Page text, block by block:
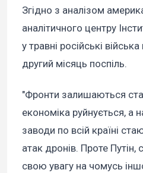
Згідно з аналізом
аналітичного центру
у травні російські
другий місяць поспіль.
"Фронти залишаються
економіка руйнується, а
заводи по всій країні
атак дронів. Проте
свою увагу на чомусь